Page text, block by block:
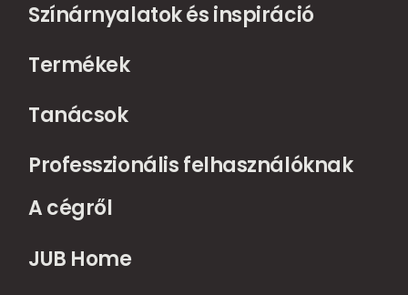
Színárnyalatok és inspiráció
Termékek
Tanácsok
Professzionális felhasználóknak
A cégről
JUB Home